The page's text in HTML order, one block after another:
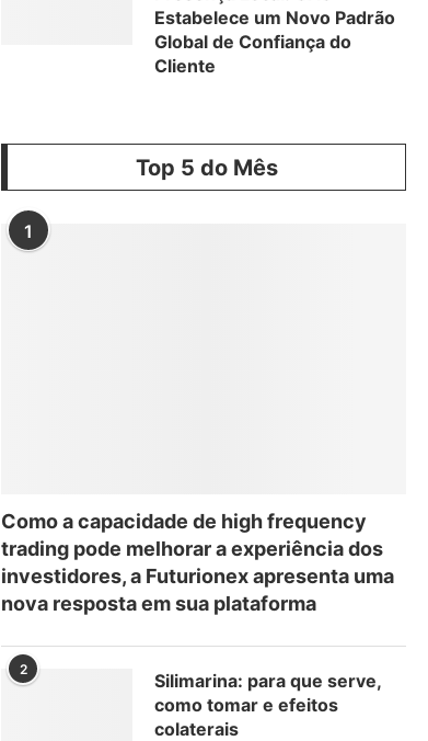
Estabelece um Novo Padrão
Global de Confiança do
Cliente
Top 5 do Mês
1
Como a capacidade de high frequency
trading pode melhorar a experiência dos
investidores, a Futurionex apresenta uma
nova resposta em sua plataforma
2
Silimarina: para que serve,
como tomar e efeitos
colaterais